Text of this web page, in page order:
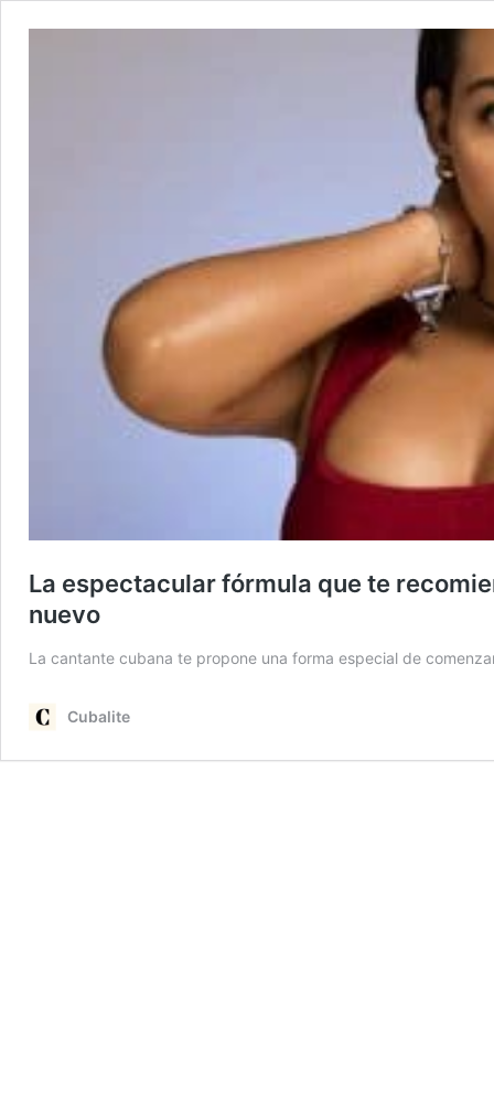
La espectacular fórmula que te
nuevo
La cantante cubana te propone una forma especial de
Cubalite